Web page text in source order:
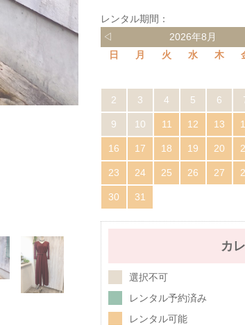
レンタル期間：
◁
2026年8月
日
月 火 水 木
2 3 4 5 6
9 10 11 12 13
16 17 18 19 20
23 24 25 26 27
30 31
カ
選択不可
レンタル予約済み
レンタル可能